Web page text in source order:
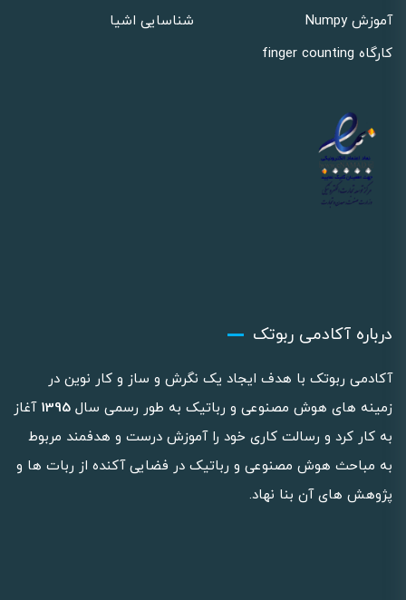
آموزش Numpy
شناسایی اشیا
کارگاه finger counting
درباره آکادمی ربوتک
آکادمی ربوتک با هدف ایجاد یک نگرش و ساز و کار نوین در
زمینه های هوش مصنوعی و رباتیک به طور رسمی سال 1395 آغاز
به کار کرد و رسالت کاری خود را آموزش درست و هدفمند مربوط
به مباحث هوش مصنوعی و رباتیک در فضایی آکنده از ربات ها و
پژوهش های آن بنا نهاد.